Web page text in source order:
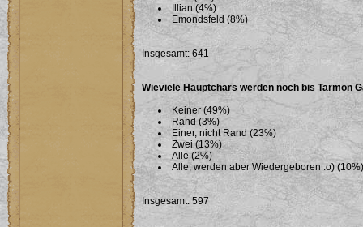
Illian (4%)
Emondsfeld (8%)
Insgesamt: 641
Wieviele Hauptchars werden noch bis Tarmon
Keiner (49%)
Rand (3%)
Einer, nicht Rand (23%)
Zwei (13%)
Alle (2%)
Alle, werden aber Wiedergeboren :o) (10%)
Insgesamt: 597